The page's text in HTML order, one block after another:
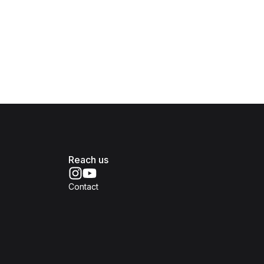
Reach us
Contact